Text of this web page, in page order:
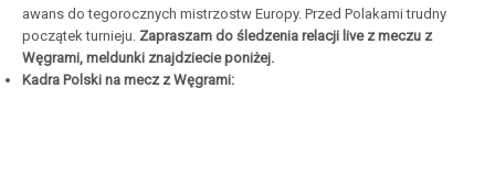
awans do tegorocznych mistrzostw Europy. Przed Polakami trudny
początek turnieju. Zapraszam do śledzenia relacji live z meczu z
Węgrami, meldunki znajdziecie poniżej.
Kadra Polski na mecz z Węgrami: